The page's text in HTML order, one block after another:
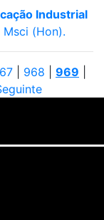
Industrial
(Hon).
968 969